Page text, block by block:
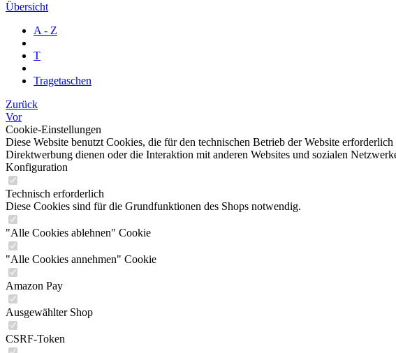
Übersicht
A - Z
T
Tragetaschen
Zurück
Vor
Cookie-Einstellungen
Diese Website benutzt Cookies, die für den technischen Betrieb der Website
Direktwerbung dienen oder die Interaktion mit anderen Websites und sozialen
Konfiguration
Technisch erforderlich
Diese Cookies sind für die Grundfunktionen des Shops notwendig.
"Alle Cookies ablehnen" Cookie
"Alle Cookies annehmen" Cookie
Amazon Pay
Ausgewählter Shop
CSRF-Token